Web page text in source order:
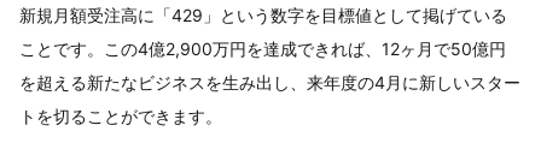
新規月額受注高に「429」という数字を目標値として掲げている
ことです。この4億2,900万円を達成できれば、12ヶ月で50億円
を超える新たなビジネスを生み出し、来年度の4月に新しいスター
トを切ることができます。